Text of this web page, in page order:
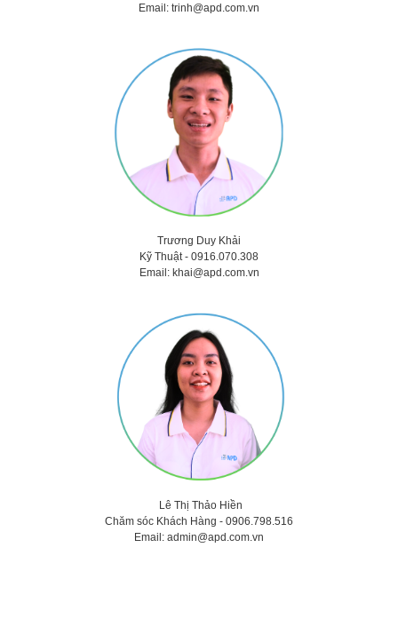
Email: trinh@apd.com.vn
Trương Duy Khải
Kỹ Thuật - 0916.070.308
Email: khai@apd.com.vn
Lê Thị Thảo Hiền
Chăm sóc Khách Hàng - 0906.798.516
Email: admin@apd.com.vn